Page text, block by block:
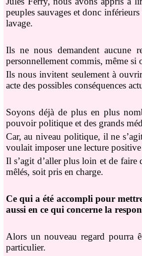
peuples sauvages et donc
lavage.
Ils ne nous demandent aucune
personnellement commis, même si
Ils nous invitent seulement à
acte des possibles conséquences
Soyons déjà de plus en plus
pouvoir politique et des grands
Car, au niveau politique, il ne
voulait imposer une lecture
Il s’agit d’aller plus loin et de
mêlés, soit pris en charge.
Ce qui a été accompli pour
aussi en ce qui concerne la
Alors un nouveau regard pourra
particulier.